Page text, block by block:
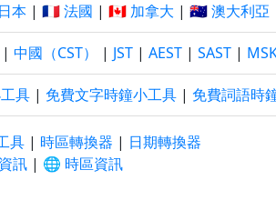
本 | 🇫🇷 法國 | 🇨🇦 加拿大 | 🇦🇺 澳大利亞
| 中國（CST） | JST | AEST | SAST |
具 | 免費文字時鐘小工具 | 免費詞語時
具 | 時區轉換器 | 日期轉換器
訊 | 🌐 時區資訊